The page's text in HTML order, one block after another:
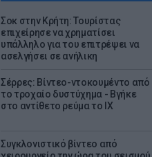
Σοκ στην Κρήτη: Τουρίστας
επιχείρησε να χρηματίσει
υπάλληλο για του επιτρέψει να
ασελγήσει σε ανήλικη
Σέρρες: Βίντεο-ντοκουμέντο από
το τροχαίο δυστύχημα - Βγήκε
στο αντίθετο ρεύμα το ΙΧ
Συγκλονιστικό βίντεο από